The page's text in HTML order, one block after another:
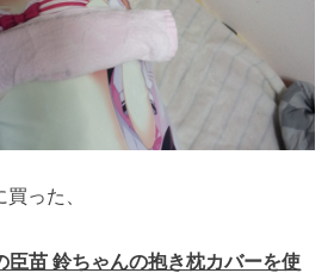
った、
臣苗 鈴ちゃんの抱き枕カバーを使